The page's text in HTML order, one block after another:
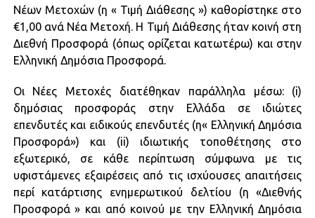
Νέων Μετοχών (η « Τιμή Διάθεσης ») καθορίστηκε στο
€1,00 ανά Νέα Μετοχή. Η Τιμή Διάθεσης ήταν κοινή στη
Διεθνή Προσφορά (όπως ορίζεται κατωτέρω) και στην
Ελληνική Δημόσια Προσφορά.
Οι Νέες Μετοχές διατέθηκαν παράλληλα μέσω: (i)
δημόσιας προσφοράς στην Ελλάδα σε ιδιώτες
επενδυτές και ειδικούς επενδυτές (η« Ελληνική Δημόσια
Προσφορά») και (ii) ιδιωτικής τοποθέτησης στο
εξωτερικό, σε κάθε περίπτωση σύμφωνα με τις
υφιστάμενες εξαιρέσεις από τις ισχύουσες απαιτήσεις
περί κατάρτισης ενημερωτικού δελτίου (η «Διεθνής
Προσφορά » και από κοινού με την Ελληνική Δημόσια